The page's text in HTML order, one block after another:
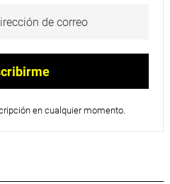
en cualquier momento.